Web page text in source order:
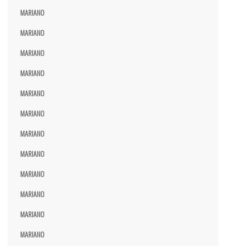
MARIANO
MARIANO
MARIANO
MARIANO
MARIANO
MARIANO
MARIANO
MARIANO
MARIANO
MARIANO
MARIANO
MARIANO